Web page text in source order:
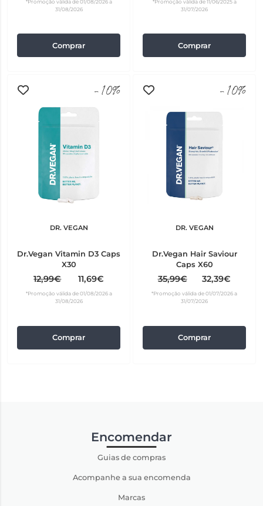
*Promoção válida de 01/08/2026 a
31/08/2026
Comprar
*Promoção válida de 11/06/2025 a
31/07/2026
Comprar
-10%
DR. VEGAN
Dr.Vegan Vitamin D3 Caps
X30
12,99€ 11,69€
*Promoção válida de 01/08/2026 a
31/08/2026
Comprar
-10%
DR. VEGAN
Dr.Vegan Hair Saviour
Caps X60
35,99€ 32,39€
*Promoção válida de 01/07/2026 a
31/07/2026
Comprar
Encomendar
Guias de compras
Acompanhe a sua encomenda
Marcas